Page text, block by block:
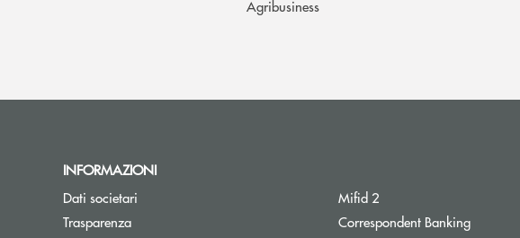
Agribusiness
INFORMAZIONI
Dati societari
Trasparenza
Mifid 2
Correspondent Banking